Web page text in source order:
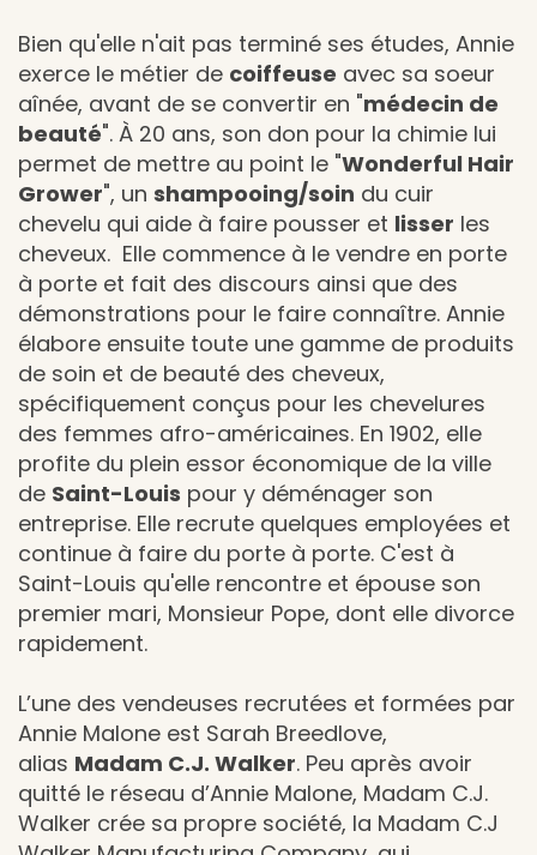
Bien qu'elle n'ait pas terminé ses études, Annie
exerce le métier de coiffeuse avec sa soeur
aînée, avant de se convertir en "médecin de
beauté". À 20 ans, son don pour la chimie lui
permet de mettre au point le "Wonderful Hair
Grower", un shampooing/soin du cuir
chevelu qui aide à faire pousser et lisser les
cheveux. Elle commence à le vendre en porte
à porte et fait des discours ainsi que des
démonstrations pour le faire connaître. Annie
élabore ensuite toute une gamme de produits
de soin et de beauté des cheveux,
spécifiquement conçus pour les chevelures
des femmes afro-américaines. En 1902, elle
profite du plein essor économique de la ville
de Saint-Louis pour y déménager son
entreprise. Elle recrute quelques employées et
continue à faire du porte à porte. C'est à
Saint-Louis qu'elle rencontre et épouse son
premier mari, Monsieur Pope, dont elle divorce
rapidement.
L’une des vendeuses recrutées et formées par
Annie Malone est Sarah Breedlove,
alias Madam C.J. Walker. Peu après avoir
quitté le réseau d’Annie Malone, Madam C.J.
Walker crée sa propre société, la Madam C.J